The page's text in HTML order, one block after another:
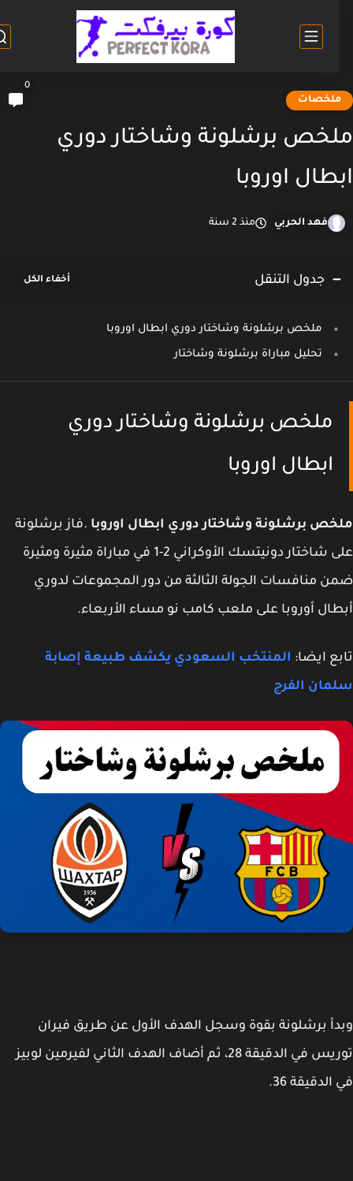
برشلونة وشاختار دوري
اوروبا
فهد الحربي منذ 2 سنة
جدول التنقل
ملخص برشلونة وشاختار دوري ابطال اوروبا
تحليل مباراة برشلونة وشاختار
ملخص برشلونة وشاختار دوري
ابطال اوروبا
برشلونة وشاختار دوري ابطال اوروبا.فاز برشلونة
على شاختار دونيتسك الأوكراني 2-1 في مباراة مثيرة ومثيرة
منافسات الجولة الثالثة من دور المجموعات لدوري
أوروبا على ملعب كامب نو مساء الأربعاء.
ايضا:المنتخب السعودي يكشف طبيعة إصابة
الفرج
برشلونة بقوة وسجل الهدف الأول عن طريق فيران
توريس في الدقيقة 28، ثم أضاف الهدف الثاني لفيرمين لوبيز
36.